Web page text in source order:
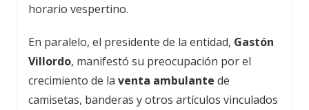
horario vespertino.
En paralelo, el presidente de la entidad, Gastón
Villordo, manifestó su preocupación por el
crecimiento de la venta ambulante de
camisetas, banderas y otros artículos vinculados